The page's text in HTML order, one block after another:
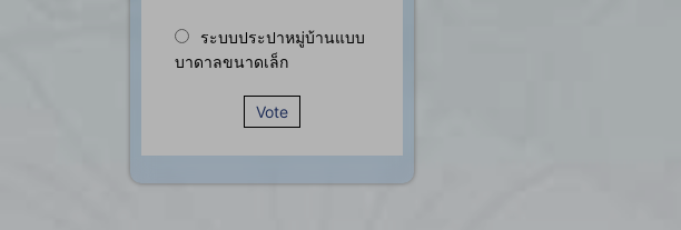
ระบบประปาหมู่บ้านแบบ
บาดาลขนาดเล็ก
Vote